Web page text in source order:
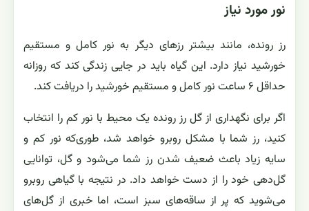
نور مورد نیاز
رز رونده، مانند بیشتر رز‌های دیگر به نور کامل و مستقیم
خورشید نیاز دارد. این گیاه باید در جایی زندگی کند که روزانه
حداقل ۶ ساعت نور کامل و مستقیم خورشید را دریافت کند.
اگر برای نگهداری از گل رز رونده یک محیط با نور کم را انتخاب
کنید، رز شما با مشکل روبرو خواهد شد، طوری‌که نور کم و
سایه زیاد باعث ضعیف شدن رز شما می‌شود و گل‌، توانایی
گل‌دهی خود را از دست خواهد داد. در نتیجه با گیاهی روبرو
می‌شوید که پر از ساقه‌های سبز است، اما خبری از گل‌های